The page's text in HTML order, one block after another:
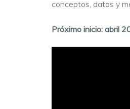
conceptos, datos y
Próximo inicio: abril